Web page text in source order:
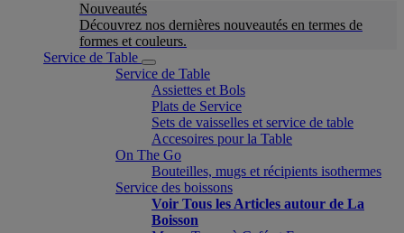
Nouveautés
Découvrez nos dernières nouveautés en termes de
formes et couleurs.
Service de Table
Service de Table
Assiettes et Bols
Plats de Service
Sets de vaisselles et service de table
Accesoires pour la Table
On The Go
Bouteilles, mugs et récipients isothermes
Service des boissons
Voir Tous les Articles autour de La
Boisson